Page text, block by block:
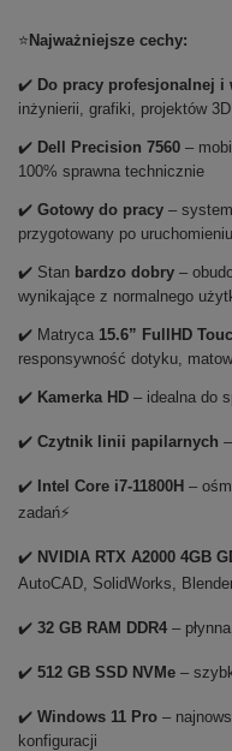
⭐ Najważniejsze cechy:
✔️ Do pracy profesjonalnej i
inżynierii, grafiki, projektów
✔️ Dell Precision 7560 –
100% sprawna technicznie
✔️ Gotowy do pracy –
przygotowany po uruchomieniu
✔️ Stan bardzo dobry –
wynikające z normalnego
✔️ Matryca 15.6” FullHD
responsywność dotyku,
✔️ Kamerka HD – idealna do
✔️ Czytnik linii papilarnych
✔️ Intel Core i7-11800H –
zadań⚡
✔️ NVIDIA RTX A2000 4GB
AutoCAD, SolidWorks,
✔️ 32 GB RAM DDR4 –
✔️ 512 GB SSD NVMe –
✔️ Windows 11 Pro –
konfiguracji